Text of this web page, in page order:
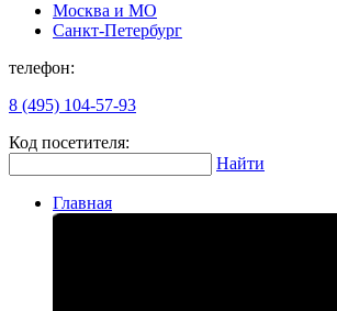
Москва и МО
Санкт-Петербург
телефон:
8 (495) 104-57-93
Код посетителя:
Найти
Главная